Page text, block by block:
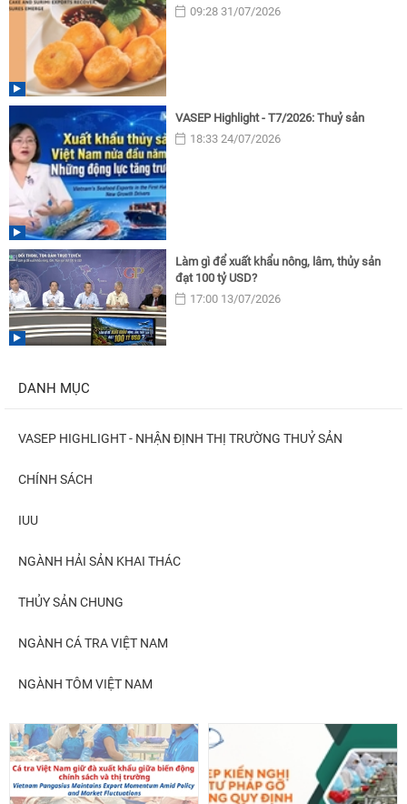
09:28 31/07/2026
VASEP Highlight - T7/2026: Thuỷ sản
18:33 24/07/2026
Làm gì để xuất khẩu nông, lâm, thủy sản
đạt 100 tỷ USD?
17:00 13/07/2026
DANH MỤC
VASEP HIGHLIGHT - NHẬN ĐỊNH THỊ TRƯỜNG THUỶ SẢN
CHÍNH SÁCH
IUU
NGÀNH HẢI SẢN KHAI THÁC
THỦY SẢN CHUNG
NGÀNH CÁ TRA VIỆT NAM
NGÀNH TÔM VIỆT NAM